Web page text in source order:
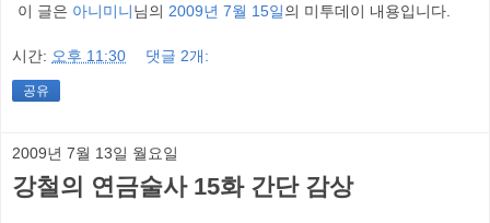
이 글은 아니미니님의 2009년 7월 15일의 미투데이 내용입니다.
시간: 오후 11:30 댓글 2개:
공유
2009년 7월 13일 월요일
강철의 연금술사 15화 간단 감상